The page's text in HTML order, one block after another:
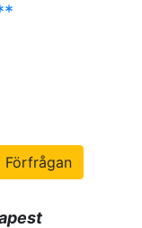
Förfrågan